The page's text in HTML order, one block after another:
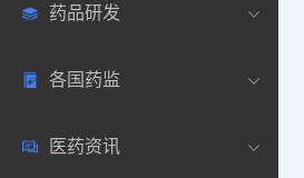
中国常用
药圈资讯
邮箱登录
药品研发
药研数据库
药品说明书
各国药监
中国
医药资讯